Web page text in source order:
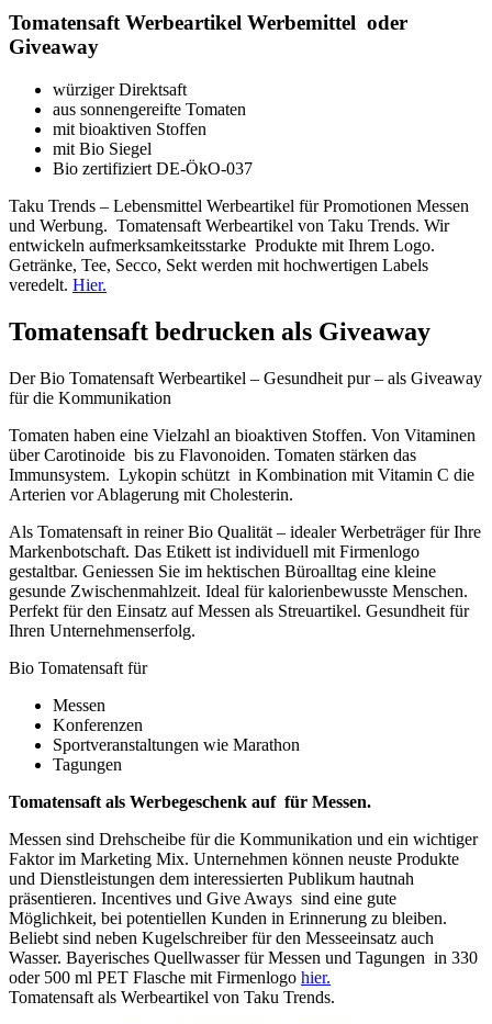
Tomatensaft Werbeartikel Werbemittel oder
Giveaway
würziger Direktsaft
aus sonnengereifte Tomaten
mit bioaktiven Stoffen
mit Bio Siegel
Bio zertifiziert DE-ÖkO-037
Taku Trends – Lebensmittel Werbeartikel für Promotionen Messen
und Werbung. Tomatensaft Werbeartikel von Taku Trends. Wir
entwickeln aufmerksamkeitsstarke Produkte mit Ihrem Logo.
Getränke, Tee, Secco, Sekt werden mit hochwertigen Labels
veredelt. Hier.
Tomatensaft bedrucken als Giveaway
Der Bio Tomatensaft Werbeartikel – Gesundheit pur – als Giveaway
für die Kommunikation
Tomaten haben eine Vielzahl an bioaktiven Stoffen. Von Vitaminen
über Carotinoide bis zu Flavonoiden. Tomaten stärken das
Immunsystem. Lykopin schützt in Kombination mit Vitamin C die
Arterien vor Ablagerung mit Cholesterin.
Als Tomatensaft in reiner Bio Qualität – idealer Werbeträger für Ihre
Markenbotschaft. Das Etikett ist individuell mit Firmenlogo
gestaltbar. Geniessen Sie im hektischen Büroalltag eine kleine
gesunde Zwischenmahlzeit. Ideal für kalorienbewusste Menschen.
Perfekt für den Einsatz auf Messen als Streuartikel. Gesundheit für
Ihren Unternehmenserfolg.
Bio Tomatensaft für
Messen
Konferenzen
Sportveranstaltungen wie Marathon
Tagungen
Tomatensaft als Werbegeschenk auf für Messen.
Messen sind Drehscheibe für die Kommunikation und ein wichtiger
Faktor im Marketing Mix. Unternehmen können neuste Produkte
und Dienstleistungen dem interessierten Publikum hautnah
präsentieren. Incentives und Give Aways sind eine gute
Möglichkeit, bei potentiellen Kunden in Erinnerung zu bleiben.
Beliebt sind neben Kugelschreiber für den Messeeinsatz auch
Wasser. Bayerisches Quellwasser für Messen und Tagungen in 330
oder 500 ml PET Flasche mit Firmenlogo hier.
Tomatensaft als Werbeartikel von Taku Trends.